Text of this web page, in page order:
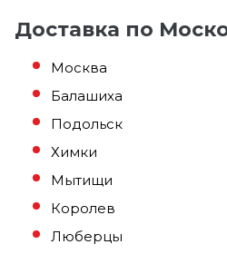
Доставка по
Москва
Балашиха
Подольск
Химки
Мытищи
Королев
Люберцы